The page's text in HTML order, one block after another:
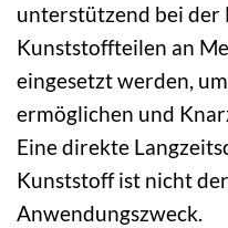
unterstützend bei der
Kunststoffteilen an
eingesetzt werden,
ermöglichen und
Eine direkte
Kunststoff ist nicht
Anwendungszweck.